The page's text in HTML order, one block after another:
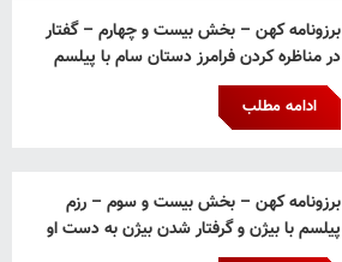
برزونامه کهن – بخش بیست و چهارم – گفتار
در مناظره کردن فرامرز دستان سام با پیلسم
ادامه مطلب
برزونامه کهن – بخش بیست و سوم – رزم
پیلسم با بیژن و گرفتار شدن بیژن به دست او